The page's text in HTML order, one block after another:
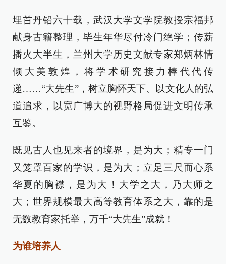
埋首丹铅六十载，武汉大学文学院教授宗福邦
献身古籍整理，毕生年华尽付冷门绝学；传薪
播火大半生，兰州大学历史文献专家郑炳林情
倾大美敦煌，将学术研究接力棒代代传
递……“大先生”，树立胸怀天下、以文化人的弘
道追求，以宽广博大的视野格局促进文明传承
互鉴。
既见古人也见来者的境界，是为大；精专一门
又笼罩百家的学识，是为大；立足三尺而心系
华夏的胸襟，是为大！大学之大，乃大师之
大；世界规模最大高等教育体系之大，靠的是
无数教育家托举，万千“大先生”成就！
为谁培养人